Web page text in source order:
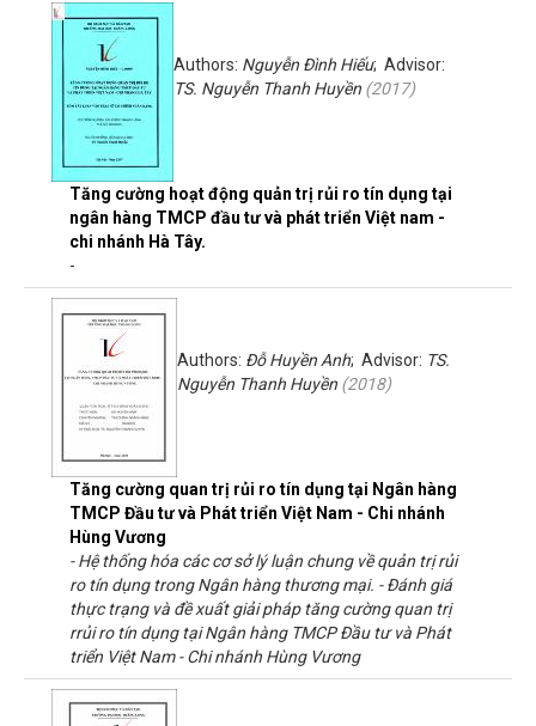
Tăng cường hoạt động quản trị rủi ro tín dụng tại
ngân hàng TMCP đầu tư và phát triển Việt nam -
chi nhánh Hà Tây.
Authors: Nguyễn Đình Hiếu; Advisor:
TS. Nguyễn Thanh Huyền (2017)
-
Tăng cường quan trị rủi ro tín dụng tại Ngân hàng
TMCP Đầu tư và Phát triển Việt Nam - Chi nhánh
Hùng Vương
Authors: Đỗ Huyền Anh; Advisor: TS.
Nguyễn Thanh Huyền (2018)
- Hệ thống hóa các cơ sở lý luận chung về quản trị rủi
ro tín dụng trong Ngân hàng thương mại. - Đánh giá
thực trạng và đề xuất giải pháp tăng cường quan trị
rrủi ro tín dụng tại Ngân hàng TMCP Đầu tư và Phát
triển Việt Nam - Chi nhánh Hùng Vương